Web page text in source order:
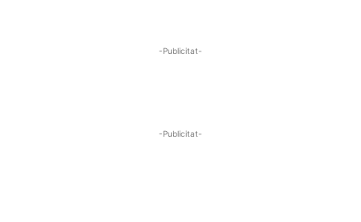
-Publicitat-
-Publicitat-